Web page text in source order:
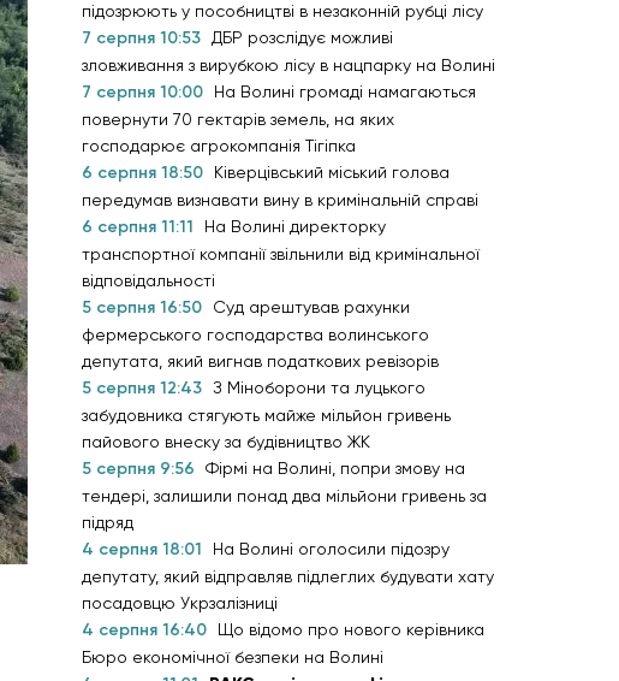
підозрюють у пособництві в незаконній рубці лісу
7 серпня 10:53 ДБР розслідує можливі
зловживання з вирубкою лісу в нацпарку на Волині
7 серпня 10:00
На Волині громаді намагаються
повернути 70 гектарів земель, на яких
господарює агрокомпанія Тігіпка
6 серпня 18:50
Ківерцівський міський голова
передумав визнавати вину в кримінальній справі
6 серпня 11:11
На Волині директорку
транспортної компанії звільнили від кримінальної
відповідальності
5 серпня 16:50
Суд арештував рахунки
фермерського господарства волинського
депутата, який вигнав податкових ревізорів
5 серпня 12:43 З Міноборони та луцького
забудовника стягують майже мільйон гривень
пайового внеску за будівництво ЖК
5 серпня 9:56
Фірмі на Волині, попри змову на
тендері, залишили понад два мільйони гривень за
підряд
4 серпня 18:01
На Волині оголосили підозру
депутату, який відправляв підлеглих будувати хату
посадовцю Укрзалізниці
4 серпня 16:40
Що відомо про нового керівника
Бюро економічної безпеки на Волині